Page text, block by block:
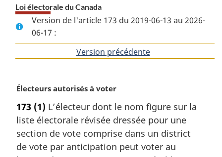
Loi électorale du Canada
Version de l'article 173 du 2019-06-13 au 2026-
06-17 :
Version précédentede
N
t
e
m
a
Électeurs autorisés à voter
173 (1) L’électeur dont le nom figure sur la
liste électorale révisée dressée pour une
section de vote comprise dans un district
de vote par anticipation peut voter au